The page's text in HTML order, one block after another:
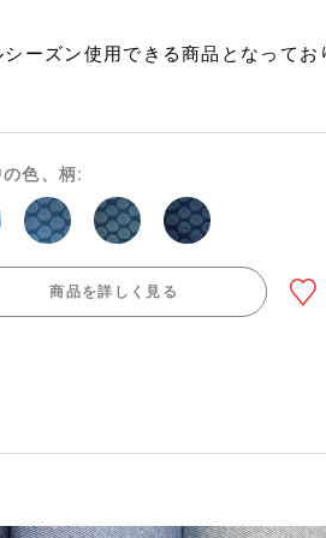
ーズン使用できる商品となってお
色、柄:
商品を詳しく見る